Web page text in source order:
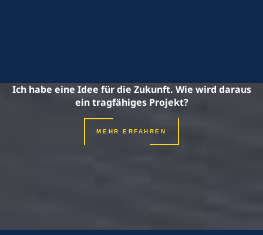
Ich habe eine Idee für die Zukunft. Wie wird daraus
ein tragfähiges Projekt?
MEHR ERFAHREN